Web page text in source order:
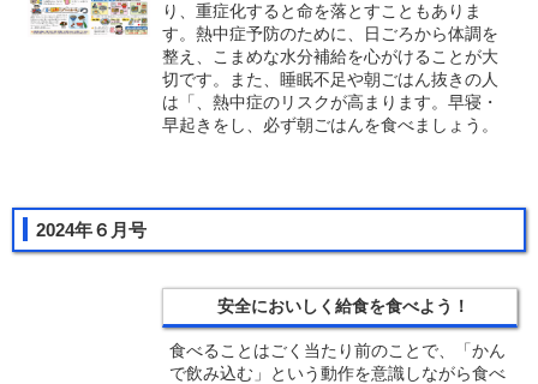
り、重症化すると命を落とすこともありま
す。熱中症予防のために、日ごろから体調を
整え、こまめな水分補給を心がけることが大
切です。また、睡眠不足や朝ごはん抜きの人
は「、熱中症のリスクが高まります。早寝・
早起きをし、必ず朝ごはんを食べましょう。
2024年６月号
安全においしく給食を食べよう！
食べることはごく当たり前のことで、「かん
で飲み込む」という動作を意識しながら食べ